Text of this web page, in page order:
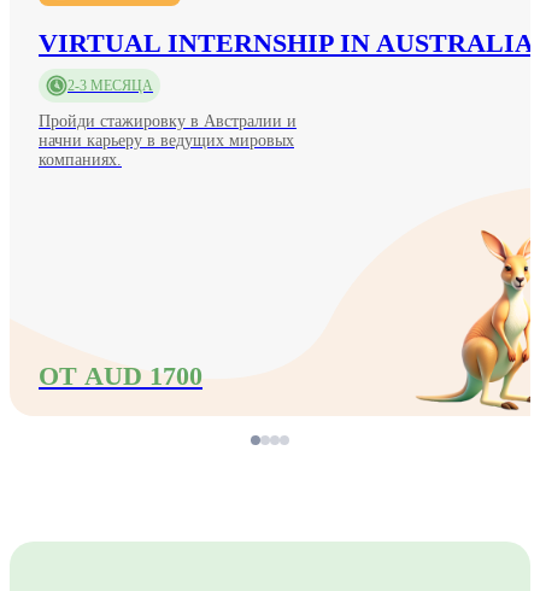
VIRTUAL INTERNSHIP IN AUSTRALIA
2-3 МЕСЯЦА
Пройди стажировку в Австралии и
начни карьеру в ведущих мировых
компаниях.
ОТ AUD 1700